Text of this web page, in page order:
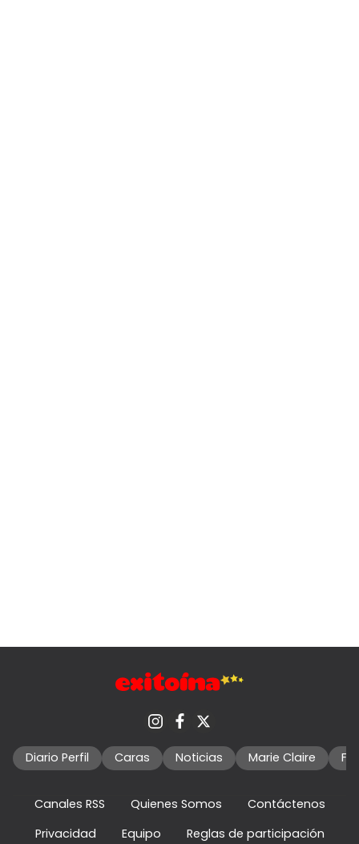
Diario Perfil Caras Noticias Marie Claire
Canales RSS Quienes Somos
Contáctenos
Privacidad
Equipo Reglas de participación